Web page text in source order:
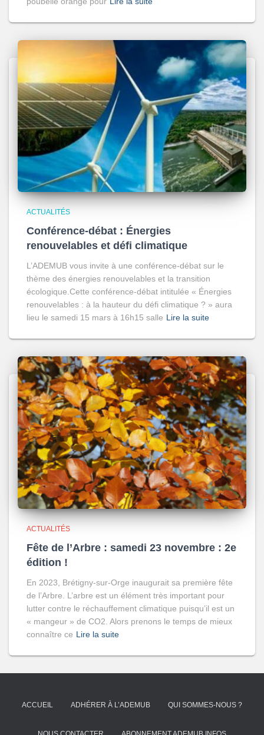
ACTUALITÉS
Conférence-débat : Énergies
renouvelables et défi climatique
L’ADEMUB vous invite à une conférence-débat sur le
thème des énergies renouvelables et la transition
écologique.Cette conférence-débat intitulée « Énergies
renouvelables : à la hauteur du défi climatique ? » aura
lieu le samedi 15 mars à 16h15 salle Lire la suite
ACTUALITÉS
Fête de l’Arbre : samedi 23 novembre : 2e
édition !
En 2023, Brétigny-sur-Orge inaugurait sa première fête
de l’Arbre. L’arbre est un élément très important pour
lutter contre le réchauffement climatique puisqu’il est un
« mangeur » de CO2. Alors prenons le temps de mieux
connaître ce Lire la suite
ACCUEIL ADHÉRER À L’ADEMUB QUI SOMMES-NOUS ?